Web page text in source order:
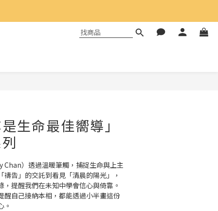
生命最佳嚮導」
Chan）透過溫暖筆觸，捕捉生命與上主
告」的交託到看見「清晨的陽光」，
，提醒我們在未知中學會信心與倚靠。
醒自己接納本相，都能透過小半畫這份
。